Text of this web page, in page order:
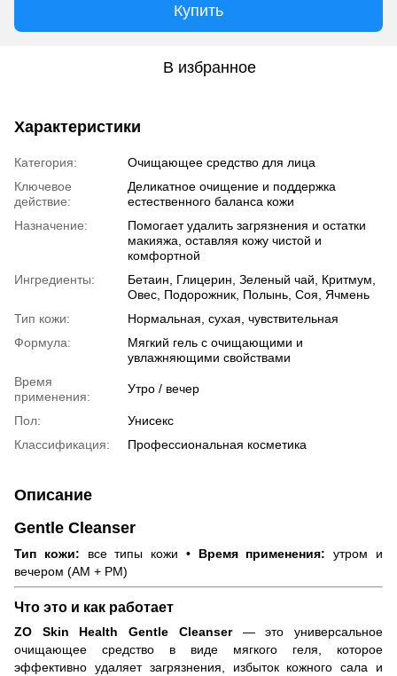
Купить
В избранное
Характеристики
Категория:
Очищающее средство для лица
Ключевое
действие:
Деликатное очищение и поддержка
естественного баланса кожи
Назначение:
Помогает удалить загрязнения и остатки
макияжа, оставляя кожу чистой и
комфортной
Ингредиенты:
Бетаин, Глицерин, Зеленый чай, Критмум,
Овес, Подорожник, Полынь, Соя, Ячмень
Тип кожи:
Нормальная, сухая, чувствительная
Формула:
Мягкий гель с очищающими и
увлажняющими свойствами
Время
применения:
Утро / вечер
Пол:
Унисекс
Классификация:
Профессиональная косметика
Описание
Gentle Cleanser
Тип кожи: все типы кожи • Время применения: утром и
вечером (AM + PM)
Что это и как работает
ZO Skin Health Gentle Cleanser— это универсальное
очищающее средство в виде мягкого геля, которое
эффективно удаляет загрязнения, избыток кожного сала и